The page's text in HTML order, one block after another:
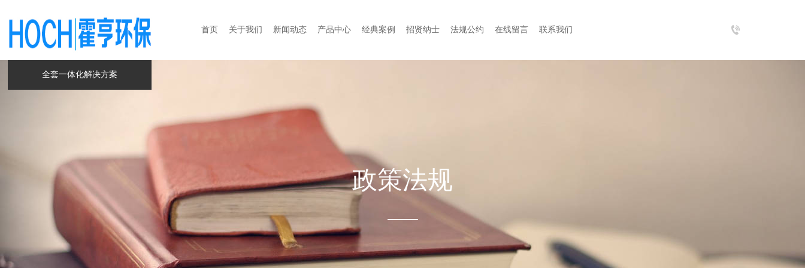
全套一体化解决方案
首页 关于我们 新闻动态 产品中心 经典案例 招贤纳士 法规公约 在线留言 联系我们
tel：
政策法规